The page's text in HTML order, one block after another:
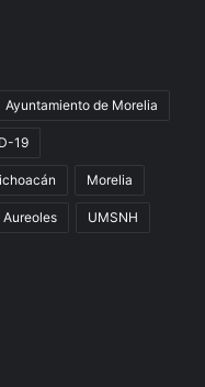
Ayuntamiento de Morelia
19
Morelia
UMSNH